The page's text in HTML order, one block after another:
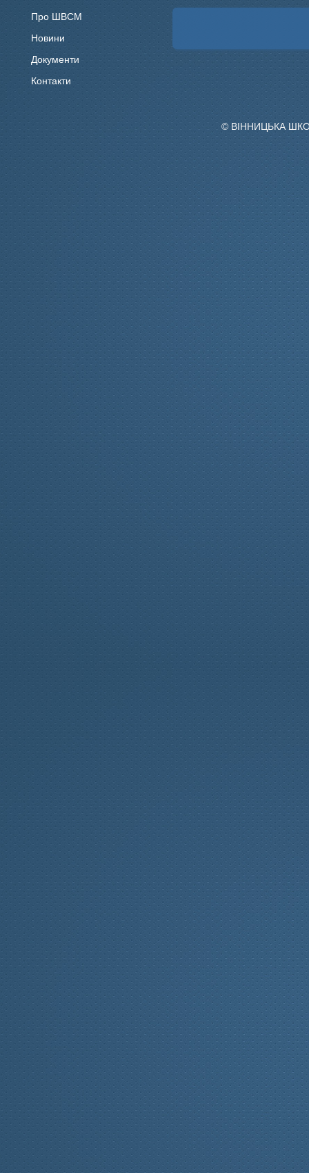
Про ШВСМ
Новини
Документи
Контакти
© ВІННИЦЬКА